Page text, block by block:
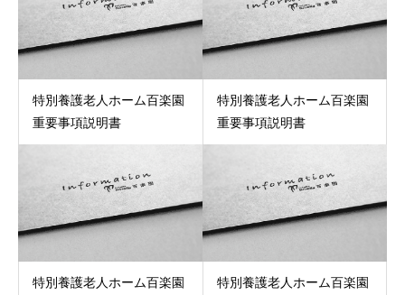
特別養護老人ホーム百楽園
重要事項説明書
特別養護老人ホーム百楽園
重要事項説明書
特別養護老人ホーム百楽園
特別養護老人ホーム百楽園